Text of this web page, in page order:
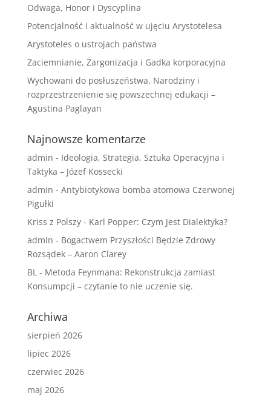
Odwaga, Honor i Dyscyplina
Potencjalność i aktualność w ujęciu Arystotelesa
Arystoteles o ustrojach państwa
Zaciemnianie, Żargonizacja i Gadka korporacyjna
Wychowani do posłuszeństwa. Narodziny i
rozprzestrzenienie się powszechnej edukacji –
Agustina Paglayan
Najnowsze komentarze
admin - Ideologia, Strategia, Sztuka Operacyjna i
Taktyka – Józef Kossecki
admin - Antybiotykowa bomba atomowa Czerwonej
Pigułki
Kriss z Polszy- Karl Popper: Czym Jest Dialektyka?
admin - Bogactwem Przyszłości Będzie Zdrowy
Rozsądek – Aaron Clarey
BL- Metoda Feynmana: Rekonstrukcja zamiast
Konsumpcji – czytanie to nie uczenie się.
Archiwa
sierpień 2026
lipiec 2026
czerwiec 2026
maj 2026